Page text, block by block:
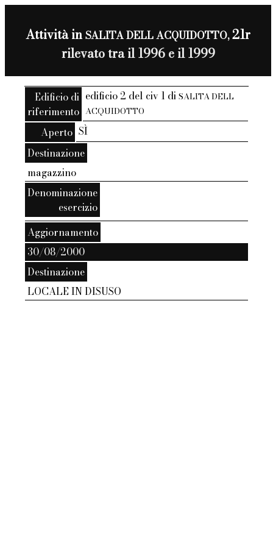
Attività inSALITA DELL ACQUIDOTTO,21r
rilevato tra il 1996 e il 1999
Edificio di
riferimento
edificio 2 del civ 1 diSALITA DELL
ACQUIDOTTO
Aperto SÌ
Destinazione
magazzino
Denominazione
esercizio
Aggiornamento
30/08/2000
Destinazione
LOCALE IN DISUSO